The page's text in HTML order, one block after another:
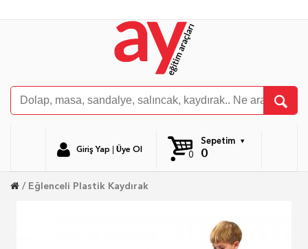
Giriş Yap Üye Ol
Sepetim
0
0
Eğlenceli Plastik Kaydırak